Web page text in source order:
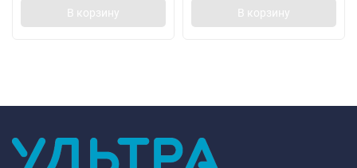
В корзину В корзину